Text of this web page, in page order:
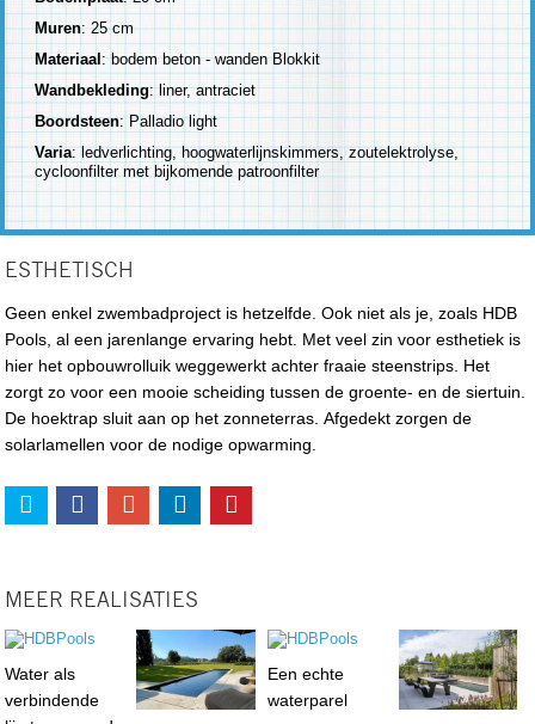
Muren: 25 cm
Materiaal : bodem beton - wanden Blokkit
Wandbekleding: liner, antraciet
Boordsteen: Palladio light
Varia: ledverlichting, hoogwaterlijnskimmers, zoutelektrolyse,
cycloonfilter met bijkomende patroonfilter
ESTHETISCH
Geen enkel zwembadproject is hetzelfde. Ook niet als je, zoals HDB
Pools, al een jarenlange ervaring hebt. Met veel zin voor esthetiek is
hier het opbouwrolluik weggewerkt achter fraaie steenstrips. Het
zorgt zo voor een mooie scheiding tussen de groente- en de siertuin.
De hoektrap sluit aan op het zonneterras. Afgedekt zorgen de
solarlamellen voor de nodige opwarming.
MEER REALISATIES
Water als
verbindende
Een echte
waterparel